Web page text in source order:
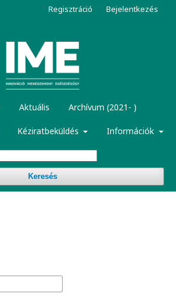
Aktuális Archívum (2021- )
Kéziratbeküldés Információk
Keresés
Regisztráció Bejelentkezés